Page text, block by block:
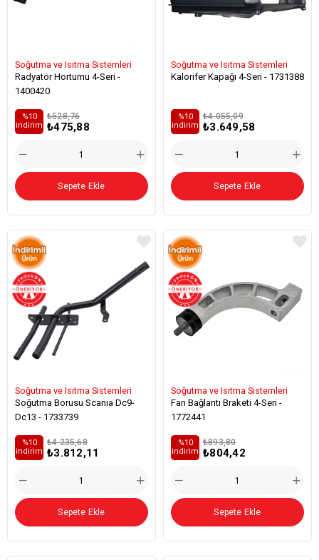
Soğutma ve Isıtma Sistemleri
Radyatör Hortumu 4-Seri -
1400420
₺475,88
₺528,76
%10
i̇ndirim
Sepete Ekle
Soğutma ve Isıtma Sistemleri
Kalorifer Kapağı 4-Seri - 1731388
₺3.649,58
₺4.055,09
%10
i̇ndirim
Sepete Ekle
Soğutma ve Isıtma Sistemleri
Soğutma Borusu Scanıa Dc9-
Dc13 - 1733739
₺3.812,11
₺4.235,68
%10
i̇ndirim
Sepete Ekle
Soğutma ve Isıtma Sistemleri
Fan Bağlantı Braketi 4-Seri -
1772441
₺804,42
₺893,80
%10
i̇ndirim
Sepete Ekle